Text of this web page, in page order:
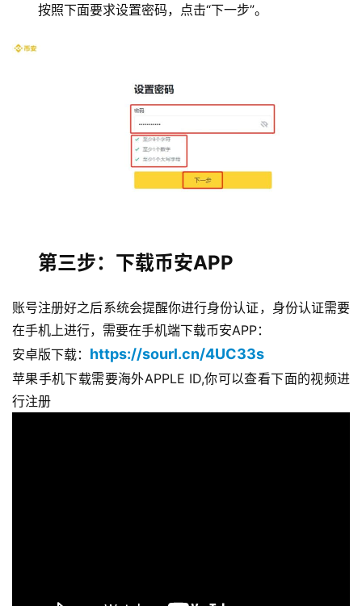
按照下面要求设置密码，点击“下一步”。
第三步：下载币安APP
账号注册好之后系统会提醒你进行身份认证，身份认证需要
在手机上进行，需要在手机端下载币安APP：
安卓版下载： https://sourl.cn/4UC33s
苹果手机下载需要海外APPLE ID,你可以查看下面的视频进
行注册